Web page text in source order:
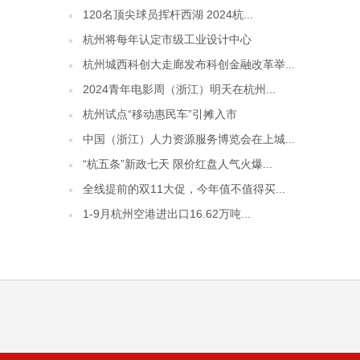
120名顶尖球员挥杆西湖 2024杭...
杭州将每年认定市级工业设计中心
杭州城西科创大走廊发布科创金融改革举...
2024青年电影周（浙江）明天在杭州...
杭州试点“移动惠民车”引摊入市
中国（浙江）人力资源服务博览会在上城...
“杭五条”新政七天 限价红盘人气火爆...
全线提前的双11大促，今年值不值得买...
1-9月杭州空港进出口16.62万吨...